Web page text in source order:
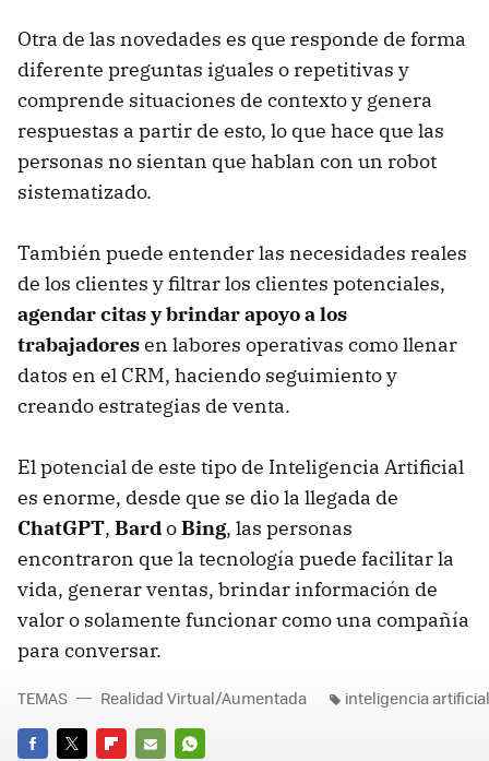
Otra de las novedades es que responde de forma
diferente preguntas iguales o repetitivas y
comprende situaciones de contexto y genera
respuestas a partir de esto, lo que hace que las
personas no sientan que hablan con un robot
sistematizado.
También puede entender las necesidades reales
de los clientes y filtrar los clientes potenciales,
agendar citas y brindar apoyo a los
trabajadoresen labores operativas como llenar
datos en el CRM, haciendo seguimiento y
creando estrategias de venta.
El potencial de este tipo de Inteligencia Artificial
es enorme, desde que se dio la llegada de
ChatGPT, BardoBing, las personas
encontraron que la tecnología puede facilitar la
vida, generar ventas, brindar información de
valor o solamente funcionar como una compañía
para conversar.
TEMAS Realidad Virtual/Aumentada inteligencia artificial